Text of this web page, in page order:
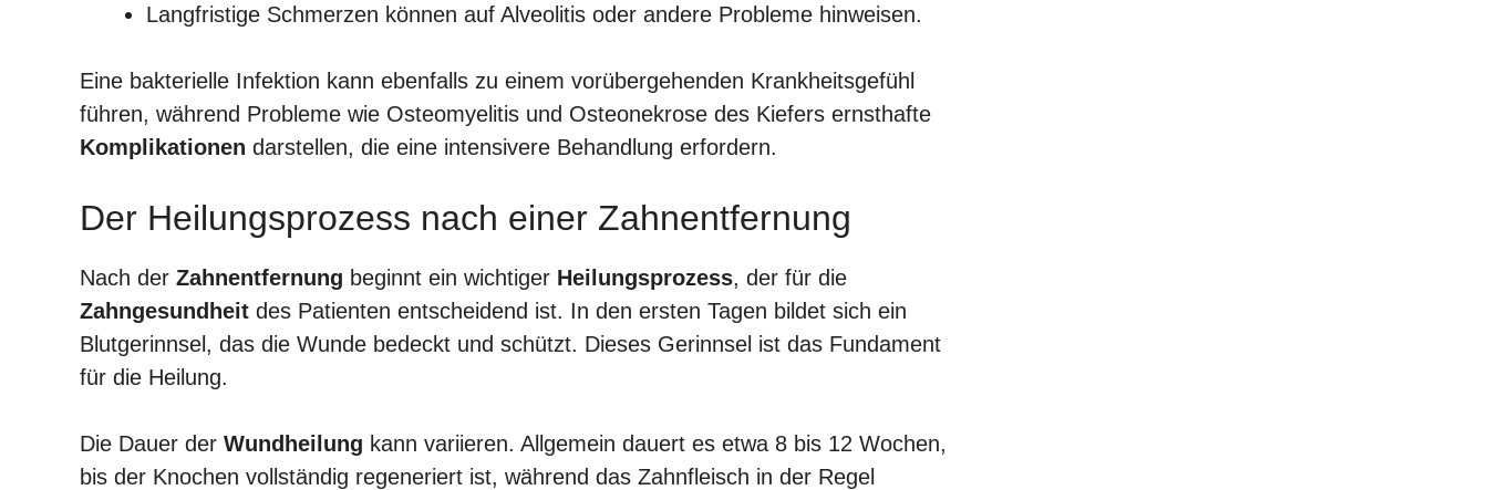
Langfristige Schmerzen können auf Alveolitis oder andere Probleme hinweisen.
Eine bakterielle Infektion kann ebenfalls zu einem vorübergehenden Krankheitsgefühl
führen, während Probleme wie Osteomyelitis und Osteonekrose des Kiefers ernsthafte
Komplikationen darstellen, die eine intensivere Behandlung erfordern.
Der Heilungsprozess nach einer Zahnentfernung
Nach der Zahnentfernung beginnt ein wichtiger Heilungsprozess, der für die
Zahngesundheit des Patienten entscheidend ist. In den ersten Tagen bildet sich ein
Blutgerinnsel, das die Wunde bedeckt und schützt. Dieses Gerinnsel ist das Fundament
für die Heilung.
Die Dauer der Wundheilung kann variieren. Allgemein dauert es etwa 8 bis 12 Wochen,
bis der Knochen vollständig regeneriert ist, während das Zahnfleisch in der Regel